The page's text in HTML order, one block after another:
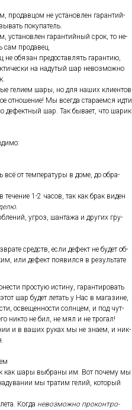
про­дав­цом не ус­та­нов­лен га­ран­тий­
по­купа­тель.
ус­та­нов­лен га­ран­тий­ный срок, то не­
сам про­давец.
не обя­зан пре­дос­тавлять га­ран­тию,
на на­дутый шар не­воз­можно
ге­ли­ем ша­ры, но для на­ших кли­ен­тов
от­но­шение! Мы всег­да ста­ра­ем­ся ид­ти
де­фек­тный шар. Так бы­ва­ет, что ша­рик
всё от тем­пе­рату­ры в до­ме, до об­ра­
1-2 ча­сов, так как брак ви­ден
.
уг­роз, шан­та­жа и дру­гих гру­
средств, ес­ли де­фект не бу­дет об­
или де­фект по­явил­ся в ре­зуль­та­те
прос­тую ис­ти­ну, га­ран­ти­ровать
шар бу­дет ле­тать у Нас в ма­гази­не,
ос­ве­щен­ности сол­нцем, и под чут­
ник­то не бил, не мял и не тро­гал!
и в ва­ших ру­ках мы не зна­ем, и ник­
как ша­ры выб­ра­ны им. Вот по­чему мы
мы тра­тим ге­лий, ко­торый
Ког­да не­воз­можно про­кон­тро­